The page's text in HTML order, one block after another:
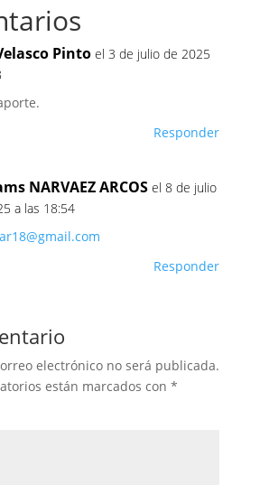
Pinto el 3 de julio de 2025
Responder
NARVAEZ ARCOS el 8 de julio
a las 18:54
Responder
electrónico no será publicada.
están marcados con *